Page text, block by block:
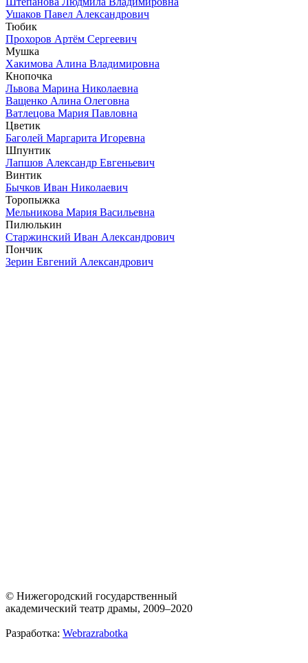
Ушаков Павел Александрович
Тюбик
Прохоров Артём Сергеевич
Мушка
Хакимова Алина Владимировна
Кнопочка
Львова Марина Николаевна
Ващенко Алина Олеговна
Ватлецова Мария Павловна
Цветик
Баголей Маргарита Игоревна
Шпунтик
Лапшов Александр Евгеньевич
Винтик
Бычков Иван Николаевич
Торопыжка
Мельникова Мария Васильевна
Пилюлькин
Старжинский Иван Александрович
Пончик
Зерин Евгений Александрович
© Нижегородский государственный
академический театр драмы, 2009–2020
Разработка: Webrazrabotka